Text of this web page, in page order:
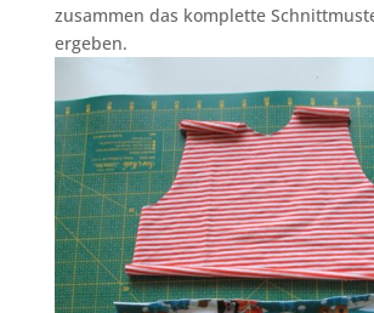
zusammen das komplette
ergeben.